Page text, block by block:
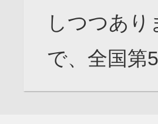
しつつあり
で、全国第